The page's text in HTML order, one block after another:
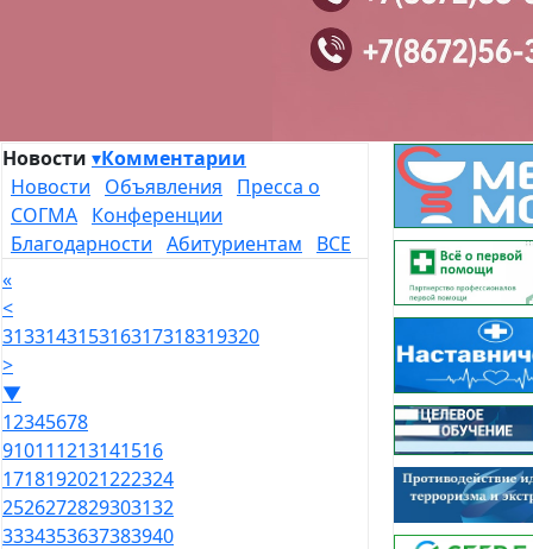
Новости ▾Комментарии
Новости
Объявления
Пресса о
СОГМА Конференции
Благодарности Абитуриентам
ВСЕ
«
<
313314315316317318319320
>
▼
12345678
910111213141516
1718192021222324
2526272829303132
3334353637383940